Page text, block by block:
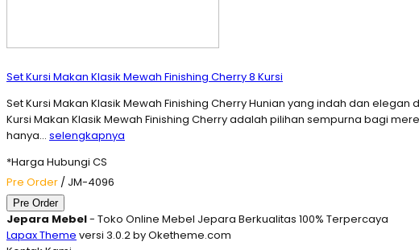
Set Kursi Makan Klasik Mewah Finishing Cherry 8 Kursi
Set Kursi Makan Klasik Mewah Finishing Cherry Hunian yang indah dan
Kursi Makan Klasik Mewah Finishing Cherry adalah pilihan sempurna bagi
hanya… selengkapnya
*Harga Hubungi CS
Pre Order / JM-4096
Pre Order
Jepara Mebel- Toko Online Mebel Jepara Berkualitas 100% Terpercaya
Lapax Theme versi 3.0.2 by Oketheme.com